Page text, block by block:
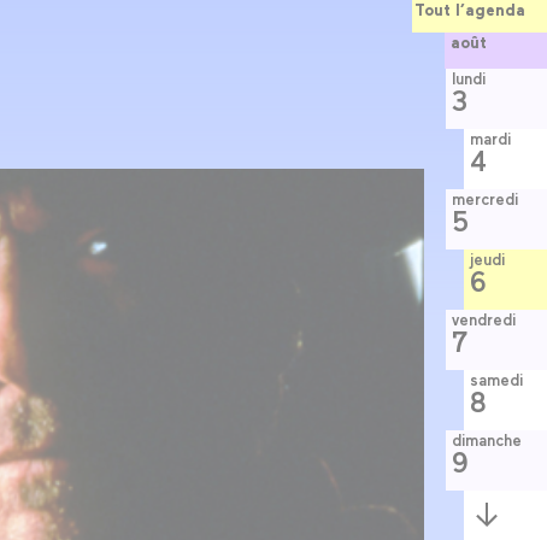
Tout l’agenda
août
lundi
3
mardi
4
mercredi
5
jeudi
6
vendredi
7
samedi
8
dimanche
9
Semaine
suivante